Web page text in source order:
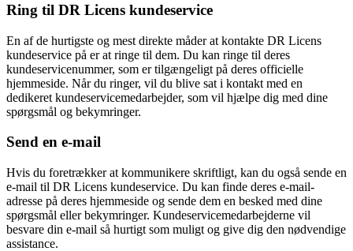
Ring til DR Licens kundeservice
En af de hurtigste og mest direkte måder at kontakte DR Licens
kundeservice på er at ringe til dem. Du kan ringe til deres
kundeservicenummer, som er tilgængeligt på deres officielle
hjemmeside. Når du ringer, vil du blive sat i kontakt med en
dedikeret kundeservicemedarbejder, som vil hjælpe dig med dine
spørgsmål og bekymringer.
Send en e-mail
Hvis du foretrækker at kommunikere skriftligt, kan du også sende en
e-mail til DR Licens kundeservice. Du kan finde deres e-mail-
adresse på deres hjemmeside og sende dem en besked med dine
spørgsmål eller bekymringer. Kundeservicemedarbejderne vil
besvare din e-mail så hurtigt som muligt og give dig den nødvendige
assistance.